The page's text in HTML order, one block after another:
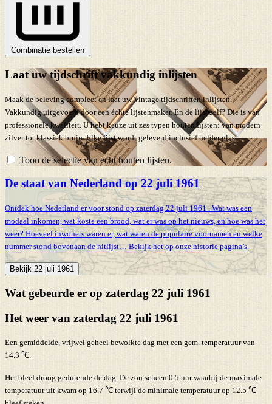
Combinatie bestellen
Laat uw tijdschrift vakkundig inlijsten
Maak de beleving compleet en laat uw Vintage tijdschriften inlijsten.
Vakkundig uitgevoerd door een échte lijstenmaker. En de lijst zelf? Die is van
professionele kwaliteit. U hebt keuze uit zes typen houten lijsten: van modern
zilver tot klassiek bruin. Elke lijst wordt geleverd inclusief helder glas.
Toon de selectie van echt houten lijsten.
De staat van Nederland op 22 juli 1961
Ontdek hoe Nederland er voor stond op zaterdag 22 juli 1961 . Wat was een
modaal inkomen, wat koste een brood, wat er was op het nieuws, en hoe was het
weer? Hoeveel inwoners waren er, wat waren de populaire voornamen en welke
nummer stond bovenaan de hitlijst… Bekijk het op onze historie pagina’s.
Bekijk 22 juli 1961
Wat gebeurde er op zaterdag 22 juli 1961
Het weer van zaterdag 22 juli 1961
Een gemiddelde, vrijwel geheel bewolkte dag met een gem. temperatuur van
14.3 ℃.
Het bleef droog gedurende de dag. De zon scheen 0.5 uur waarbij de maximale
temperatuur uit kwam op 16.7 ℃ terwijl de minimale temperatuur op 12.5 ℃